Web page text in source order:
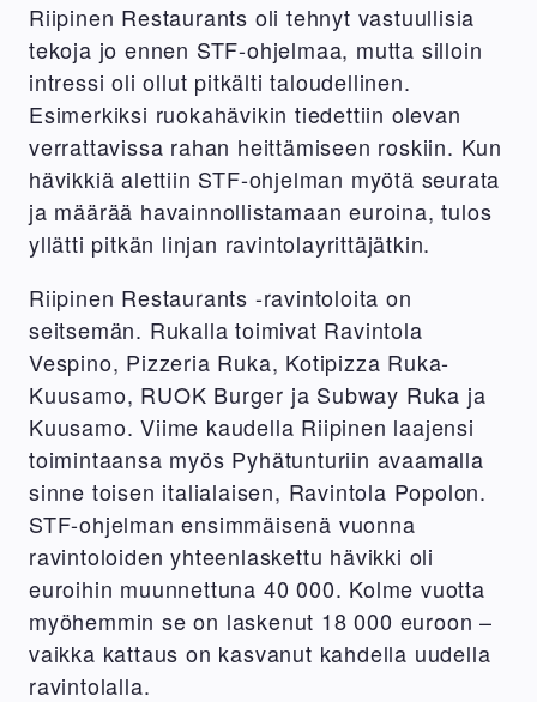
Riipinen Restaurants oli tehnyt vastuullisia
tekoja jo ennen STF-ohjelmaa, mutta silloin
intressi oli ollut pitkälti taloudellinen.
Esimerkiksi ruokahävikin tiedettiin olevan
verrattavissa rahan heittämiseen roskiin. Kun
hävikkiä alettiin STF-ohjelman myötä seurata
ja määrää havainnollistamaan euroina, tulos
yllätti pitkän linjan ravintolayrittäjätkin.
Riipinen Restaurants -ravintoloita on
seitsemän. Rukalla toimivat Ravintola
Vespino, Pizzeria Ruka, Kotipizza Ruka-
Kuusamo, RUOK Burger ja Subway Ruka ja
Kuusamo. Viime kaudella Riipinen laajensi
toimintaansa myös Pyhätunturiin avaamalla
sinne toisen italialaisen, Ravintola Popolon.
STF-ohjelman ensimmäisenä vuonna
ravintoloiden yhteenlaskettu hävikki oli
euroihin muunnettuna 40 000. Kolme vuotta
myöhemmin se on laskenut 18 000 euroon –
vaikka kattaus on kasvanut kahdella uudella
ravintolalla.